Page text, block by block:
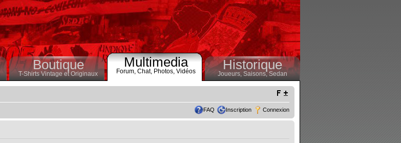
Boutique
T-Shirts Vintage et Originaux
Multimedia
Forum, Chat, Photos, Vidéos Historique
Joueurs, Saisons,Sedan
FAQ Inscription Connexion